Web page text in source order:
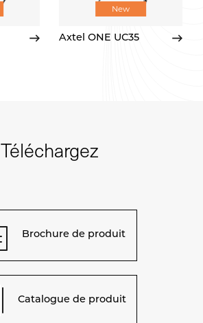
New
Axtel ONE UC35
Téléchargez
Brochure de produit
Catalogue de produit